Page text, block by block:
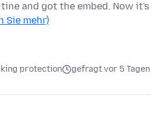
and got the embed. Now it's
Sie mehr)
protection gefragt vor 5 Tagen